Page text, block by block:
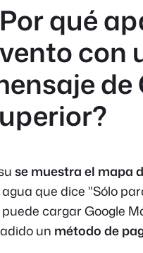
qué
con
se muestra el mapa
que dice "Sólo
puede cargar Google
un método de